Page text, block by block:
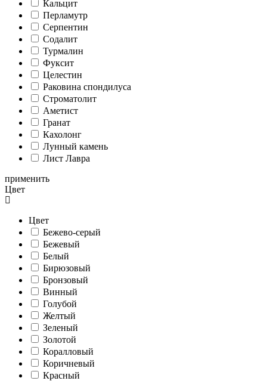
Кальцит
Перламутр
Серпентин
Содалит
Турмалин
Фуксит
Целестин
Раковина спондилуса
Cтроматолит
Аметист
Гранат
Кахолонг
Лунный камень
Лист Лавра
применить
Цвет
Цвет
Бежево-серый
Бежевый
Белый
Бирюзовый
Бронзовый
Винный
Голубой
Желтый
Зеленый
Золотой
Коралловый
Коричневый
Красный